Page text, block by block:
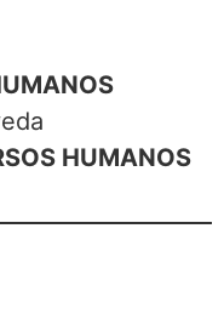
HUMANOS